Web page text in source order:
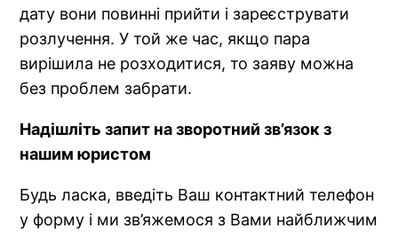
дату вони повинні прийти і зареєструвати
розлучення. У той же час, якщо пара
вирішила не розходитися, то заяву можна
без проблем забрати.
Надішліть запит на зворотний зв’язок з
нашим юристом
Будь ласка, введіть Ваш контактний телефон
у форму і ми зв’яжемося з Вами найближчим